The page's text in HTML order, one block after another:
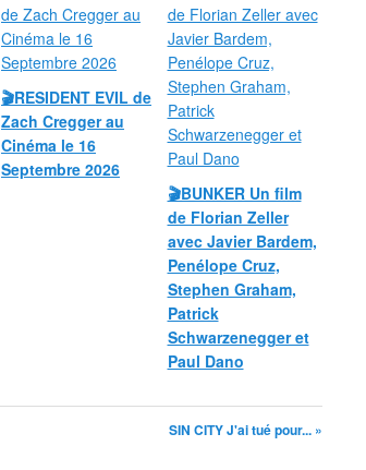
🎬RESIDENT EVIL de
Zach Cregger au
Cinéma le 16
Septembre 2026
🎬BUNKER Un film
de Florian Zeller
avec Javier Bardem,
Penélope Cruz,
Stephen Graham,
Patrick
Schwarzenegger et
Paul Dano
SIN CITY J'ai tué pour... »